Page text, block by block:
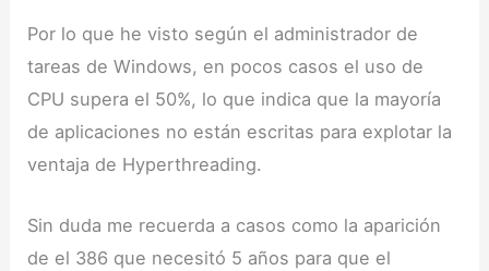
Por lo que he visto según el administrador de
tareas de Windows, en pocos casos el uso de
CPU supera el 50%, lo que indica que la mayoría
de aplicaciones no están escritas para explotar la
ventaja de Hyperthreading.
Sin duda me recuerda a casos como la aparición
de el 386 que necesitó 5 años para que el